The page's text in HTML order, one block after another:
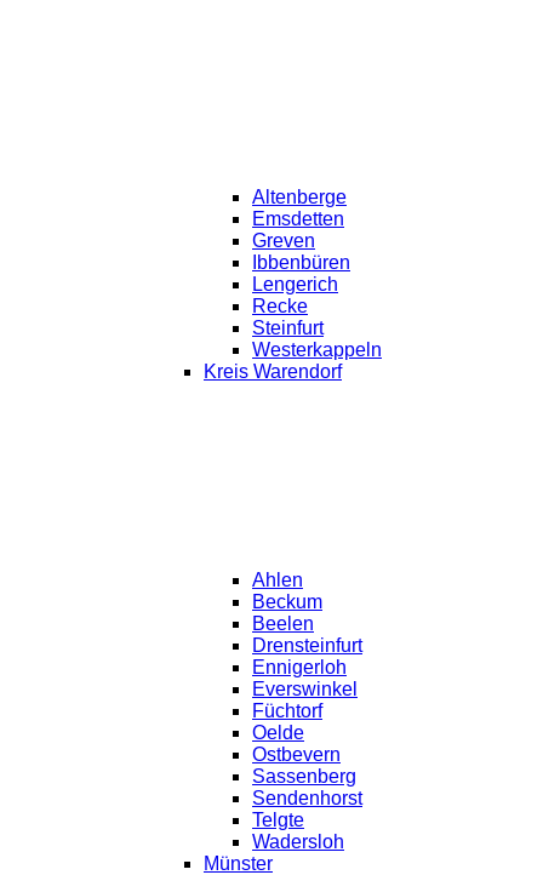
Altenberge
Emsdetten
Greven
Ibbenbüren
Lengerich
Recke
Steinfurt
Westerkappeln
Kreis Warendorf
Ahlen
Beckum
Beelen
Drensteinfurt
Ennigerloh
Everswinkel
Füchtorf
Oelde
Ostbevern
Sassenberg
Sendenhorst
Telgte
Wadersloh
Münster